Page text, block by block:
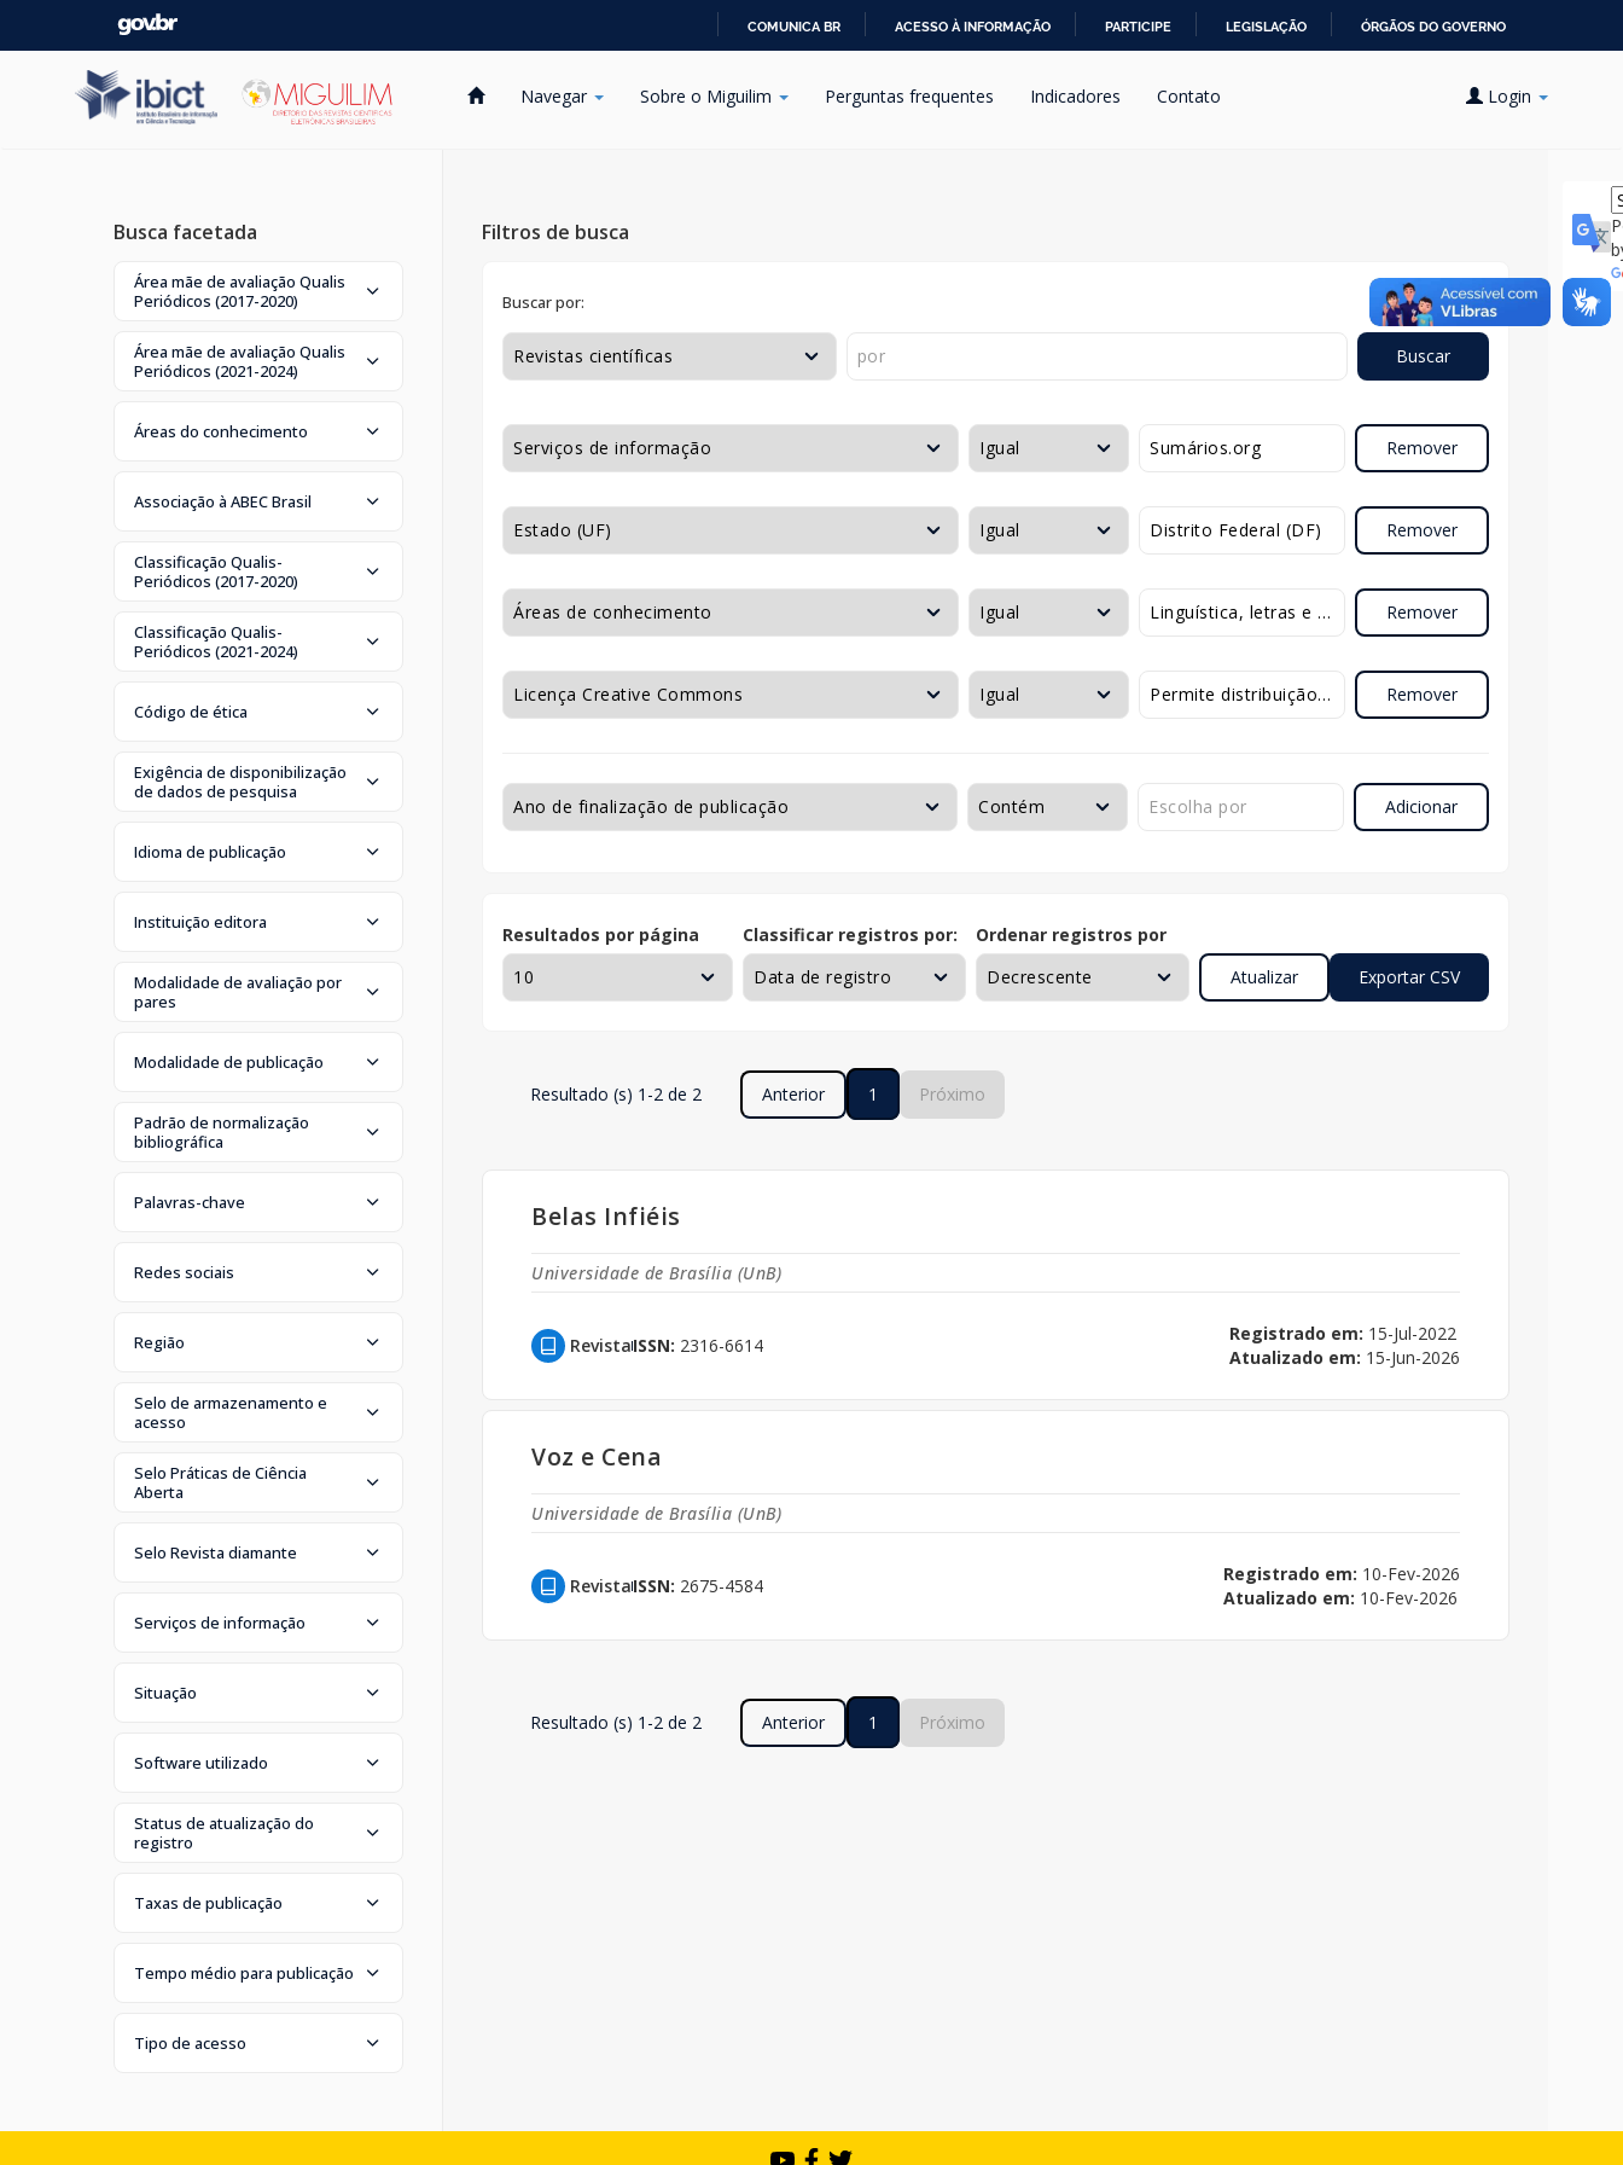
PARA
COMUNICA BR ACESSO À INFORMAÇÃO PARTICIPE LEGISLAÇÃO ÓRGÃOS DO GOVERNO
Navegar Sobre o Miguilim Perguntas frequentes Indicadores Contato Login
Busca facetada
Área mãe de avaliação Qualis
Periódicos (2017-2020)
Área mãe de avaliação Qualis
Periódicos (2021-2024)
Áreas do conhecimento
Associação à ABEC Brasil
Classificação Qualis-
Periódicos (2017-2020)
Classificação Qualis-
Periódicos (2021-2024)
Código de ética
Exigência de disponibilização
de dados de pesquisa
Idioma de publicação
Instituição editora
Modalidade de avaliação por
pares
Modalidade de publicação
Padrão de normalização
bibliográfica
Palavras-chave
Redes sociais
Região
Selo de armazenamento e
acesso
Selo Práticas de Ciência
Aberta
Selo Revista diamante
Serviços de informação
Situação
Software utilizado
Status de atualização do
registro
Taxas de publicação
Tempo médio para publicação
Tipo de acesso
Filtros de busca
Buscar por:
Buscar
Remover
Remover
Remover
Remover
Adicionar
Resultados por página Classificar registros por: Ordenar registros por
Resultado (s) 1-2 de 2 Anterior 1 Próximo
Belas Infiéis
Universidade de Brasília (UnB)
RevistaISSN: 2316-6614
Registrado em: 15-Jul-2022
Atualizado em: 15-Jun-2026
Voz e Cena
Universidade de Brasília (UnB)
RevistaISSN: 2675-4584
Registrado em: 10-Fev-2026
Atualizado em: 10-Fev-2026
Resultado (s) 1-2 de 2 Anterior 1 Próximo